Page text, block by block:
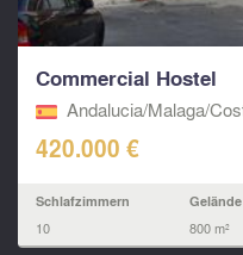
Commercial Hostel
Andalucia/Malaga/
420.000 €
Schlafzimmern
10
Gelände
800 m²